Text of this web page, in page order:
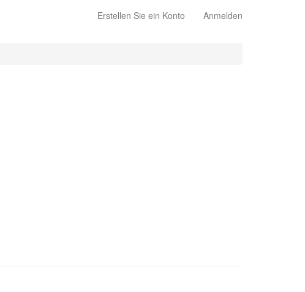
Erstellen Sie ein Konto Anmelden